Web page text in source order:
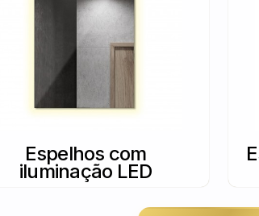
Espelhos com
iluminação LED